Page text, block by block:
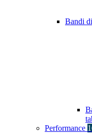
Bandi
Performance